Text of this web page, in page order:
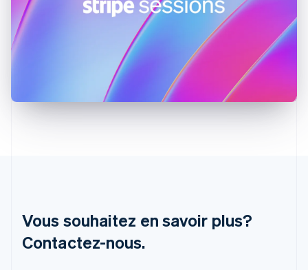
Vous souhaitez en savoir plus?
Contactez-nous.
Liechtenstein
Deutsch English
Lituanie